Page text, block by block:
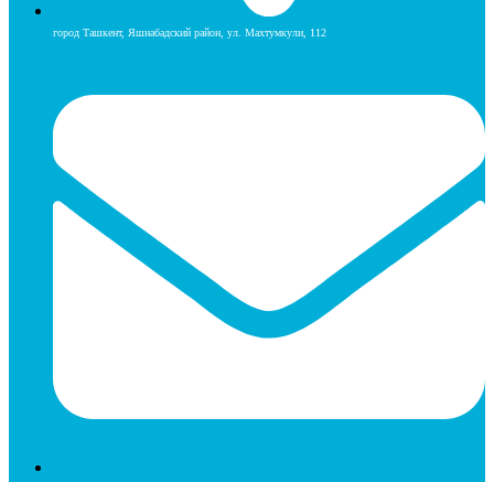
город Ташкент, Яшнабадский район, ул. Махтумкули, 112